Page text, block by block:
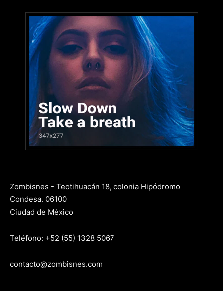
Zombisnes - Teotihuacán 18, colonia Hipódromo
Condesa. 06100
Ciudad de México
Teléfono: +52 (55) 1328 5067
contacto@zombisnes.com